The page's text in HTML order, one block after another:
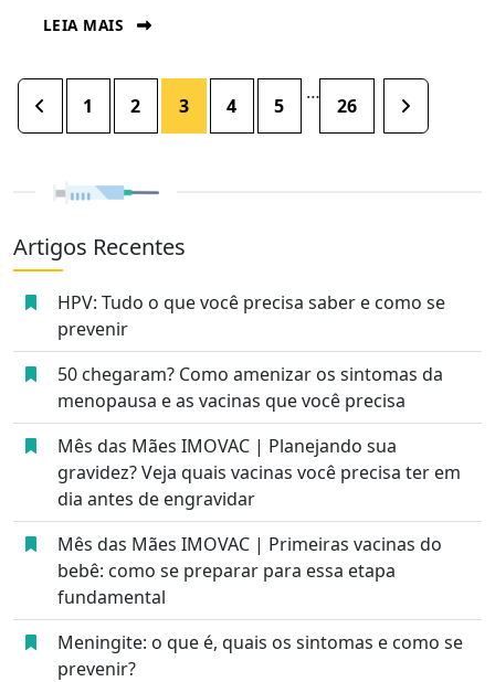
LEIA MAIS
1 2 3 4 5
…
26
Artigos Recentes
HPV: Tudo o que você precisa saber e como se
prevenir
50 chegaram? Como amenizar os sintomas da
menopausa e as vacinas que você precisa
Mês das Mães IMOVAC | Planejando sua
gravidez? Veja quais vacinas você precisa ter em
dia antes de engravidar
Mês das Mães IMOVAC | Primeiras vacinas do
bebê: como se preparar para essa etapa
fundamental
Meningite: o que é, quais os sintomas e como se
prevenir?